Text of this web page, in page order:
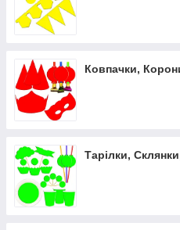
Ковпачки,
Тарілки,